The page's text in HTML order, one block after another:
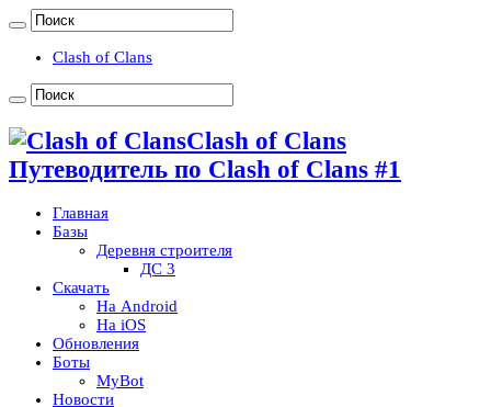
Clash of Clans
Clash of Clans
Путеводитель по Clash of Clans #1
Главная
Базы
Деревня строителя
ДС 3
Скачать
На Android
На iOS
Обновления
Боты
MyBot
Новости